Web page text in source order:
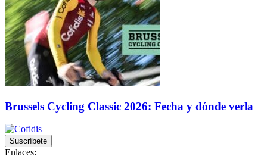
Brussels Cycling Classic 2026: Fecha y dónde verla
Suscríbete
Enlaces: